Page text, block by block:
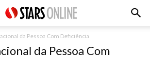
da Pessoa Com Deficiência
da Pessoa Com